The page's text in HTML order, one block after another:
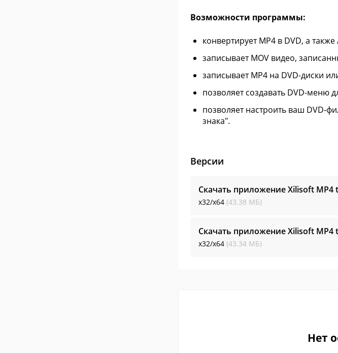
Возможности программы:
конвертирует MP4 в DVD, а
записывает MOV видео,
записывает MP4 на DVD-диски
позволяет создавать DVD-меню
позволяет настроить ваш DVD-
знака".
Версии
Скачать приложение Xilisoft MP4
x32/x64 (43.38 МБ)
Скачать приложение Xilisoft MP4
x32/x64 (43.34 МБ)
Нет